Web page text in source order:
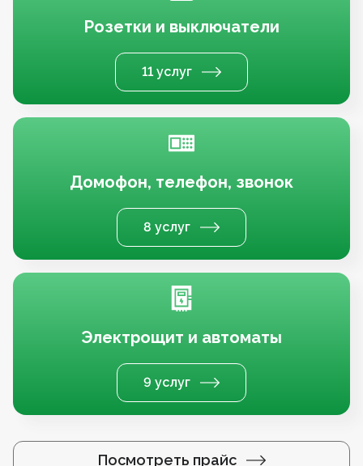
Розетки и выключатели
11 услуг
Домофон, телефон, звонок
8 услуг
Электрощит и автоматы
9 услуг
Посмотреть прайс